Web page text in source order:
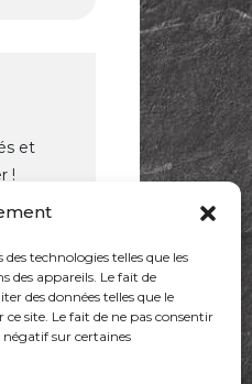
technologies telles que les
des appareils. Le fait de
des données telles que le
site. Le fait de ne pas consentir
sur certaines
et
!